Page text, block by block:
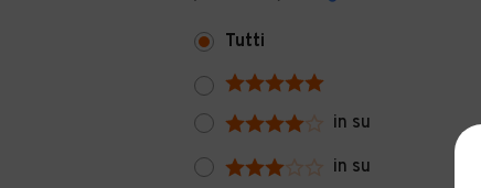
Tutti
in su
in su